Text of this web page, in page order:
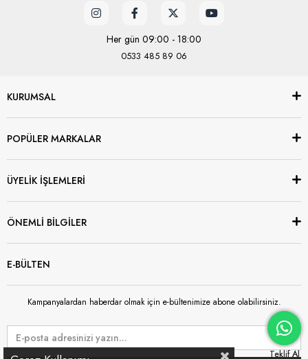
Her gün 09:00 - 18:00
0533 485 89 06
KURUMSAL
POPÜLER MARKALAR
ÜYELİK İŞLEMLERİ
ÖNEMLİ BİLGİLER
E-BÜLTEN
Kampanyalardan haberdar olmak için e-bültenimize abone olabilirsiniz.